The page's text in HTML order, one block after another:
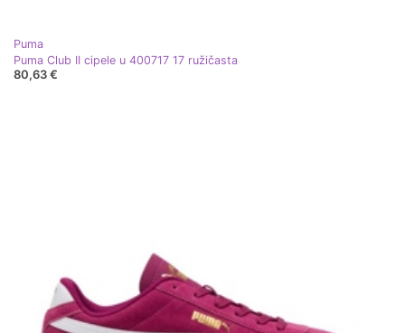
Puma
Puma Club II cipele u 400717 17 ružičasta
80,63 €